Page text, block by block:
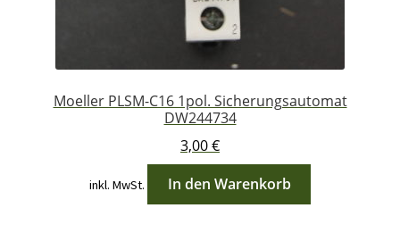
Moeller PLSM-C16 1pol. Sicherungsautomat
DW244734
3,00€
inkl. MwSt. In den Warenkorb